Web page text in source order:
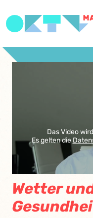
Das Video
Es gelten die
Wetter